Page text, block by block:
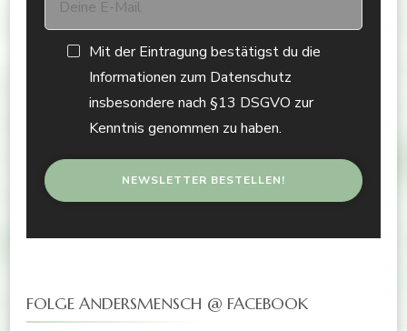
Mit der Eintragung bestätigst du die
Informationen zum Datenschutz
insbesondere nach §13 DSGVO zur
Kenntnis genommen zu haben.
FOLGE ANDERSMENSCH @ FACEBOOK